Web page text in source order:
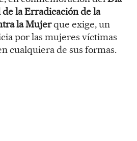
la Erradicación de la
la Mujerque exige, un
por las mujeres víctimas
cualquiera de sus formas.